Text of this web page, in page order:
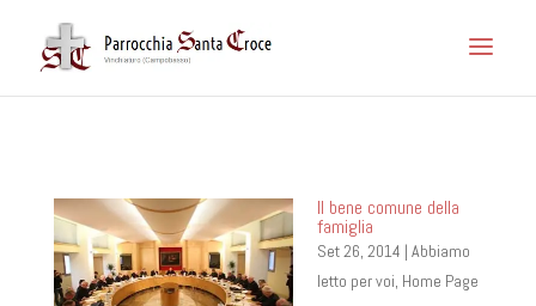
Il bene comune della
famiglia
Set 26, 2014 | Abbiamo
letto per voi, Home Page